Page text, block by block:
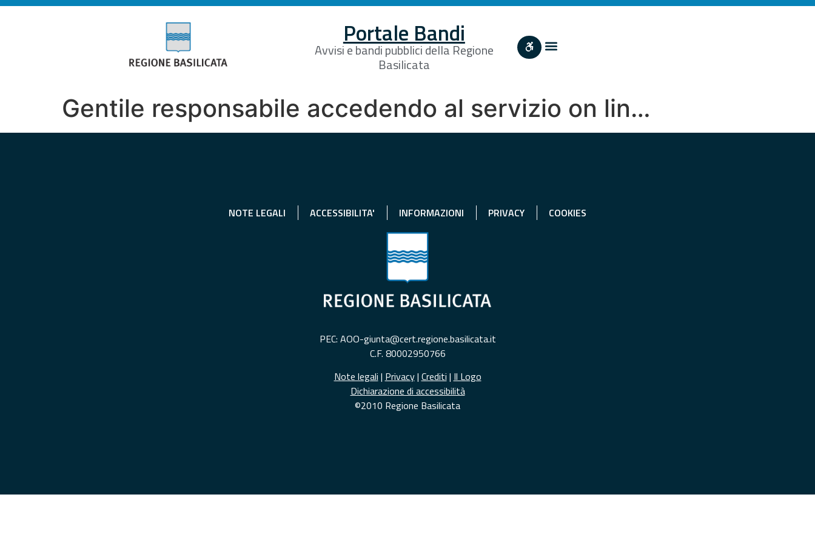
Portale Bandi
Avvisi e bandi pubblici della Regione
Basilicata
Gentile responsabile accedendo al servizio on lin…
NOTE LEGALI ACCESSIBILITA' INFORMAZIONI PRIVACY COOKIES
PEC: AOO-giunta@cert.regione.basilicata.it
C.F. 80002950766
Note legali | Privacy| Crediti | Il Logo
Dichiarazione di accessibilità
©2010 Regione Basilicata